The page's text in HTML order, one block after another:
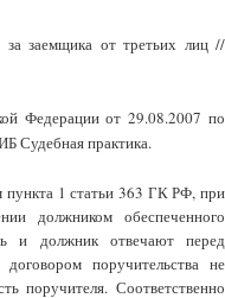
заемщика от третьих лиц //
Федерации от 29.08.2007 по
Судебная практика.
1 статьи 363 ГК РФ, при
должником обеспеченного
и должник отвечают перед
поручительства не
поручителя. Соответственно